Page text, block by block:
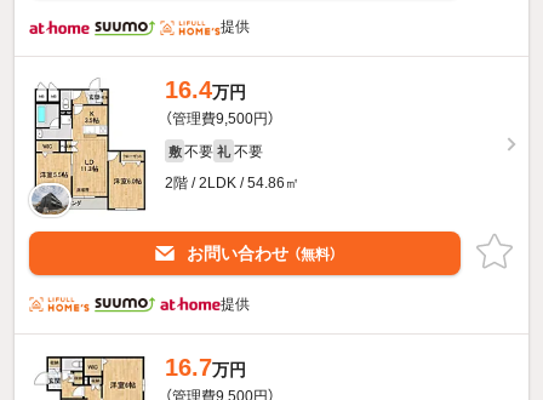
提供
16.4万円
（管理費9,500円）
敷 不要 礼 不要
2階 / 2LDK / 54.86㎡
お問い合わせ （無料）
提供
16.7万円
（管理費9,500円）